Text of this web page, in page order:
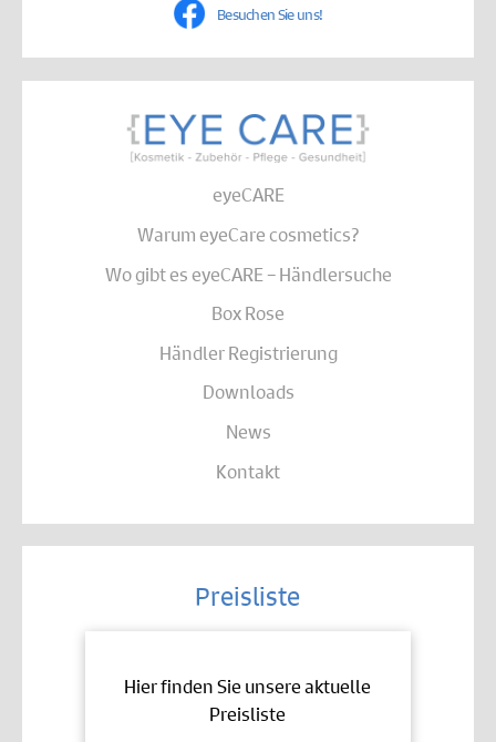
Besuchen Sie uns!
eyeCARE
Warum eyeCare cosmetics?
Wo gibt es eyeCARE – Händlersuche
Box Rose
Händler Registrierung
Downloads
News
Kontakt
Preisliste
Hier finden Sie unsere aktuelle
Preisliste